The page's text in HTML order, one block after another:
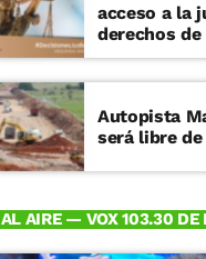
acceso a la
derechos
cuidado de
Autopista
será libre de
AL AIRE — VOX 103.30 DE